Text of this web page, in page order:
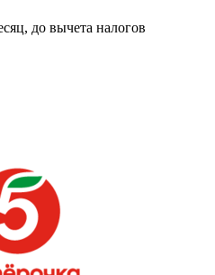
до вычета налогов